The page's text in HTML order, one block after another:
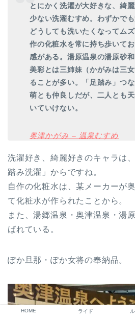
とにかく洗濯が大好きな、綺
少ない洗濯むすめ。わずかで
どうしても洗いたくなってム
作の化粧水を常に持ち歩いて
感がある。湯原温泉の湯原砂
美彩とは三姉妹（かがみは三
ることが多い。「足踏み」つ
萌とも仲良しだが、二人とも
いていけない。
奥津かがみ – 温泉むすめ
洗濯好き、綺麗好きのキャラは
踏み洗濯」からですね。
自作の化粧水は、某メーカーが
て化粧水が作られたことから。
また、湯郷温泉・奥津温泉・湯
ばれている。
ぽか旦那・ぽか女将の奉納品。
HOME ライド